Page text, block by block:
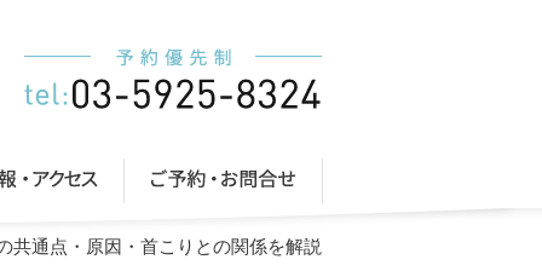
共通点・原因・首こりとの関係を解説